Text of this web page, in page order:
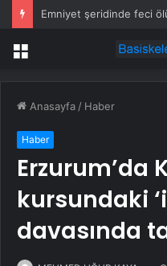
Menü
Anasayfa / Haber
Haber
Erzurum’da
kursundaki
davasında